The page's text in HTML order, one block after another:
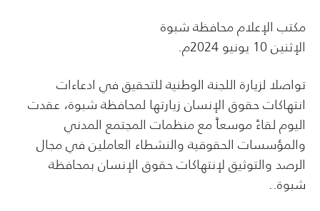
مكتب الإعلام محافظة شبوة
الإثنين 10 يونيو 2024م.
تواصلا لزيارة اللجنة الوطنية للتحقيق في ادعاءات
انتهاكات حقوق الإنسان زيارتها لمحافظة شبوة، عقدت
اليوم لقاءً موسعاً مع منظمات المجتمع المدني
والمؤسسات الحقوقية والنشطاء العاملين في مجال
الرصد والتوثيق لإنتهاكات حقوق الإنسان بمحافظة
شبوة..